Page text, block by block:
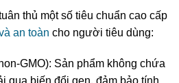
thủ một số tiêu chuẩn cao cấp
an toàn cho người tiêu dùng:
GMO): Sản phẩm không chứa